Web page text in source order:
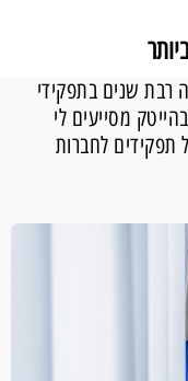
רבת שנים בתפקידי
מסייעים לי
תפקידים לחברות